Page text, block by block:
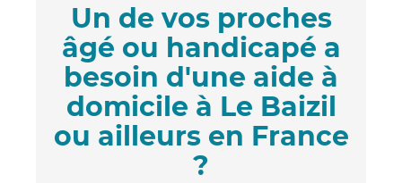
Un de vos proches
âgé ou handicapé a
besoin d'une aide à
domicile à Le Baizil
ou ailleurs en France
?